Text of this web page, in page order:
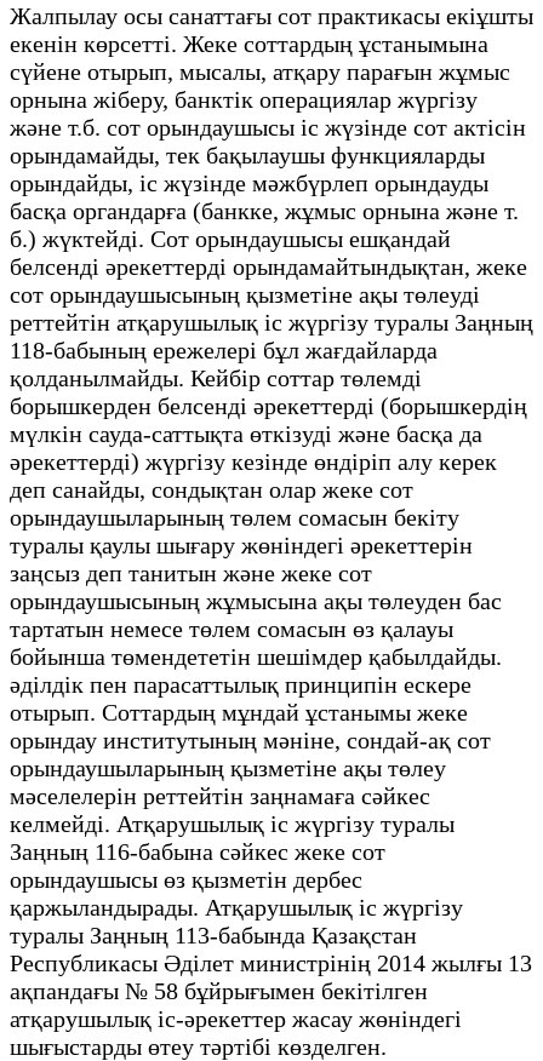
Жалпылау осы санаттағы сот практикасы екіұшты
екенін көрсетті. Жеке соттардың ұстанымына
сүйене отырып, мысалы, атқару парағын жұмыс
орнына жіберу, банктік операциялар жүргізу
және т.б. сот орындаушысы іс жүзінде сот актісін
орындамайды, тек бақылаушы функцияларды
орындайды, іс жүзінде мәжбүрлеп орындауды
басқа органдарға (банкке, жұмыс орнына және т.
б.) жүктейді. Сот орындаушысы ешқандай
белсенді әрекеттерді орындамайтындықтан, жеке
сот орындаушысының қызметіне ақы төлеуді
реттейтін атқарушылық іс жүргізу туралы Заңның
118-бабының ережелері бұл жағдайларда
қолданылмайды. Кейбір соттар төлемді
борышкерден белсенді әрекеттерді (борышкердің
мүлкін сауда-саттықта өткізуді және басқа да
әрекеттерді) жүргізу кезінде өндіріп алу керек
деп санайды, сондықтан олар жеке сот
орындаушыларының төлем сомасын бекіту
туралы қаулы шығару жөніндегі әрекеттерін
заңсыз деп танитын және жеке сот
орындаушысының жұмысына ақы төлеуден бас
тартатын немесе төлем сомасын өз қалауы
бойынша төмендететін шешімдер қабылдайды.
әділдік пен парасаттылық принципін ескере
отырып. Соттардың мұндай ұстанымы жеке
орындау институтының мәніне, сондай-ақ сот
орындаушыларының қызметіне ақы төлеу
мәселелерін реттейтін заңнамаға сәйкес
келмейді. Атқарушылық іс жүргізу туралы
Заңның 116-бабына сәйкес жеке сот
орындаушысы өз қызметін дербес
қаржыландырады. Атқарушылық іс жүргізу
туралы Заңның 113-бабында Қазақстан
Республикасы Әділет министрінің 2014 жылғы 13
ақпандағы № 58 бұйрығымен бекітілген
атқарушылық іс-әрекеттер жасау жөніндегі
шығыстарды өтеу тәртібі көзделген.